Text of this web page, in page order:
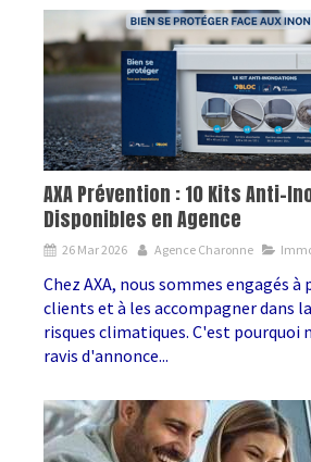
AXA Prévention : 10 Kits Anti-
Disponibles en Agence
26 Mar 2026 Agence Charonne
Chez AXA, nous sommes engagés
clients et à les accompagner dans
risques climatiques. C'est pourquoi
ravis d'annonce...